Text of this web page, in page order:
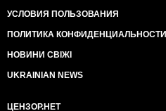
УСЛОВИЯ ПОЛЬЗОВАНИЯ
ПОЛИТИКА КОНФИДЕНЦИАЛЬНОСТИ
НОВИНИ СВІЖІ
UKRAINIAN NEWS
ЦЕНЗОР.НЕТ